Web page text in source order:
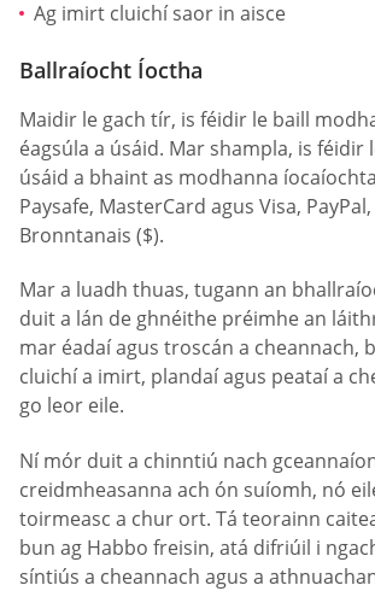
Ag imirt cluichí saor in aisce
Ballraíocht Íoctha
Maidir le gach tír, is féidir le baill
éagsúla a úsáid. Mar shampla, is féidir
úsáid a bhaint as modhanna
Paysafe, MasterCard agus Visa,
Bronntanais ($).
Mar a luadh thuas, tugann an
duit a lán de ghnéithe préimhe an
mar éadaí agus troscán a cheannach,
cluichí a imirt, plandaí agus peataí a
go leor eile.
Ní mór duit a chinntiú nach
creidmheasanna ach ón suíomh, nó
toirmeasc a chur ort. Tá teorainn
bun ag Habbo freisin, atá difriúil i
síntiús a cheannach agus a